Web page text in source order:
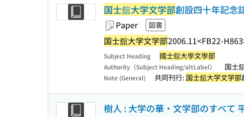
国士舘大学文学部創設四十年記念
Paper 図書
国士舘大学文学部2006.11<FB22-
Subject Heading 國士舘大學文學部
Authority（Subject Heading/altLabel） 国士
Note (General) 共同刊行: 国士舘大学文学部
樹人 : 大学の華・文学部のすべて